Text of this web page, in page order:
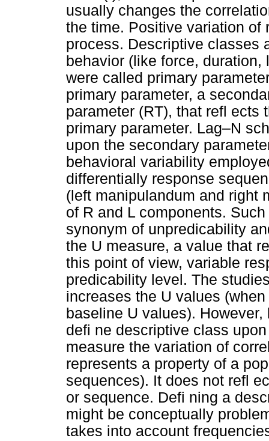
usually changes the
the time. Positive variation of
process. Descriptive classes
behavior (like force,
were called primary
primary parameter, a
parameter (RT), that refl ects
primary parameter. Lag–N
upon the secondary
behavioral variability
differentially response
(left manipulandum and right
of R and L components.
synonym of unpredicability
the U measure, a value that
this point of view, variable
predicability level. The
increases the U values
baseline U values).
defi ne descriptive class
measure the variation of
represents a property of a
sequences). It does not refl
or sequence. Defi ning a
might be conceptually
takes into account